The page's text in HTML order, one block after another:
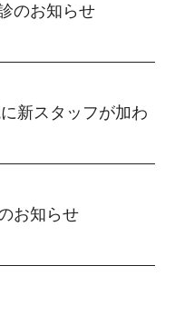
のお知らせ
新スタッフが加わ
お知らせ